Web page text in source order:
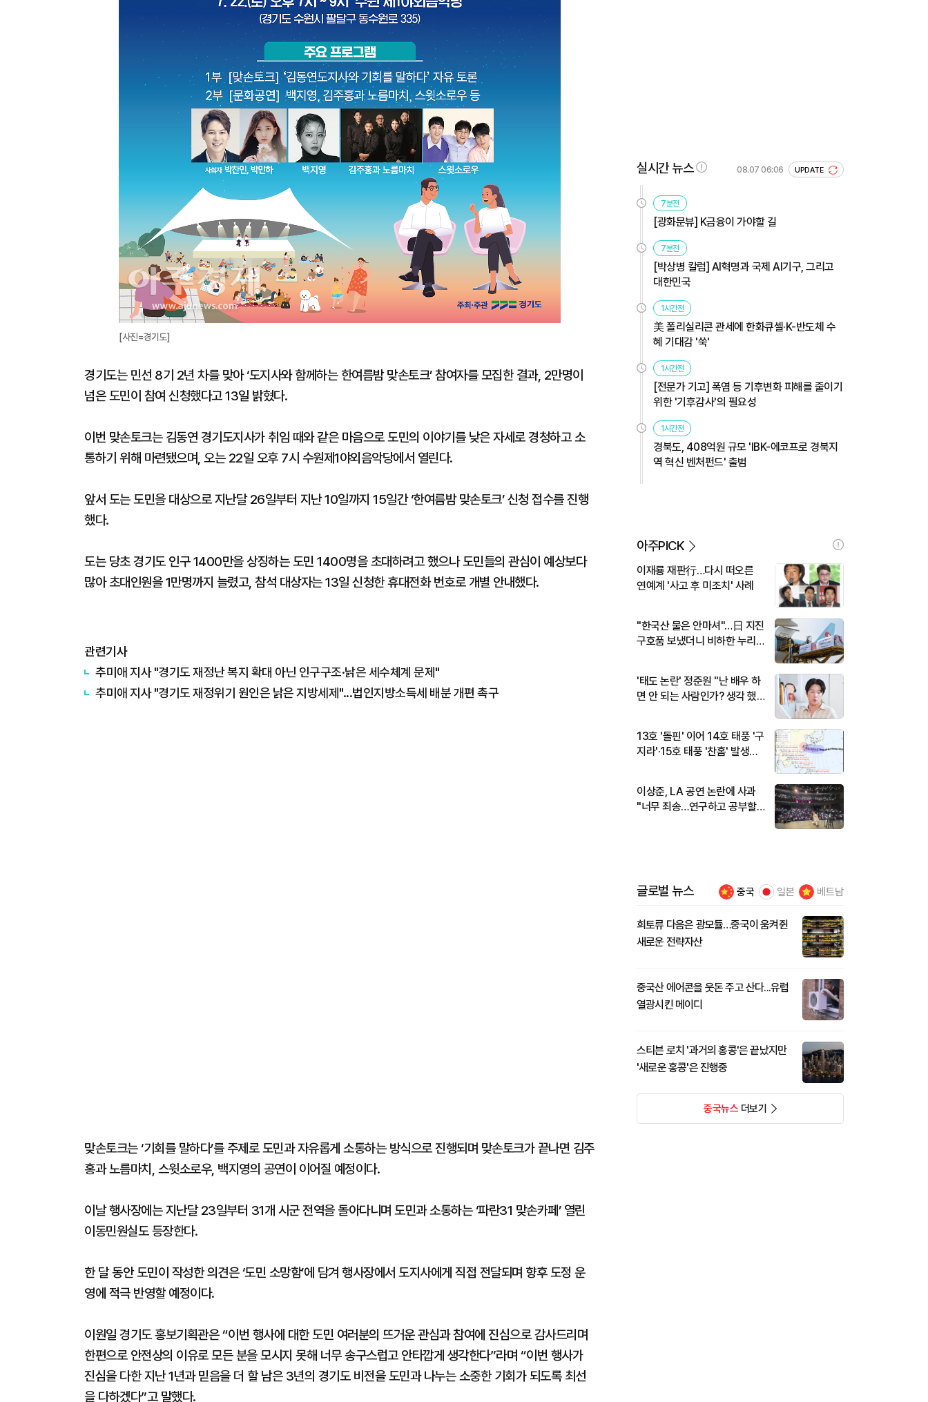
[사진=경기도]
경기도는 민선 8기 2년 차를 맞아 ‘도지사와 함께하는 한여름밤 맞손토크’ 참여자를 모집한 결과, 2만명이
넘은 도민이 참여 신청했다고 13일 밝혔다.
이번 맞손토크는 김동연 경기도지사가 취임 때와 같은 마음으로 도민의 이야기를 낮은 자세로 경청하고 소
통하기 위해 마련됐으며, 오는 22일 오후 7시 수원제1야외음악당에서 열린다.
앞서 도는 도민을 대상으로 지난달 26일부터 지난 10일까지 15일간 ‘한여름밤 맞손토크’ 신청 접수를 진행
했다.
도는 당초 경기도 인구 1400만을 상징하는 도민 1400명을 초대하려고 했으나 도민들의 관심이 예상보다
많아 초대인원을 1만명까지 늘렸고, 참석 대상자는 13일 신청한 휴대전화 번호로 개별 안내했다.
관련기사
추미애 지사 "경기도 재정난 복지 확대 아닌 인구구조·낡은 세수체계 문제"
추미애 지사 "경기도 재정위기 원인은 낡은 지방세제"...법인지방소득세 배분 개편 촉구
맞손토크는 ‘기회를 말하다’를 주제로 도민과 자유롭게 소통하는 방식으로 진행되며 맞손토크가 끝나면 김주
홍과 노름마치, 스윗소로우, 백지영의 공연이 이어질 예정이다.
이날 행사장에는 지난달 23일부터 31개 시군 전역을 돌아다니며 도민과 소통하는 ‘파란31 맞손카페’ 열린
이동민원실도 등장한다.
한 달 동안 도민이 작성한 의견은 ‘도민 소망함’에 담겨 행사장에서 도지사에게 직접 전달되며 향후 도정 운
영에 적극 반영할 예정이다.
이원일 경기도 홍보기획관은 “이번 행사에 대한 도민 여러분의 뜨거운 관심과 참여에 진심으로 감사드리며
한편으로 안전상의 이유로 모든 분을 모시지 못해 너무 송구스럽고 안타깝게 생각한다”라며 “이번 행사가
진심을 다한 지난 1년과 믿음을 더 할 남은 3년의 경기도 비전을 도민과 나누는 소중한 기회가 되도록 최선
을 다하겠다”고 말했다.
실시간 뉴스 08.07 06:06 UPDATE
7분전
[광화문뷰] K금융이 가야할 길
7분전
[박상병 칼럼] AI혁명과 국제 AI기구, 그리고
대한민국
1시간전
美 폴리실리콘 관세에 한화큐셀·K-반도체 수
혜 기대감 '쑥'
1시간전
[전문가 기고] 폭염 등 기후변화 피해를 줄이기
위한 '기후감사'의 필요성
1시간전
경북도, 408억원 규모 'IBK-에코프로 경북지
역 혁신 벤처펀드' 출범
아주PICK
이재룡 재판行…다시 떠오른
연예계 '사고 후 미조치' 사례
"한국산 물은 안마셔"…日 지진
구호품 보냈더니 비하한 누리
'태도 논란' 정준원 "난 배우 하
면 안 되는 사람인가? 생각 했
13호 '돌핀' 이어 14호 태풍 '구
지라'·15호 태풍 '찬홈' 발생…
이상준, LA 공연 논란에 사과
"너무 죄송…연구하고 공부할
글로벌 뉴스 중국 일본 베트남
희토류 다음은 광모듈…중국이 움켜쥔
새로운 전략자산
중국산 에어콘을 웃돈 주고 산다...유럽
열광시킨 메이디
스티븐 로치 '과거의 홍콩'은 끝났지만
'새로운 홍콩'은 진행중
중국뉴스더보기